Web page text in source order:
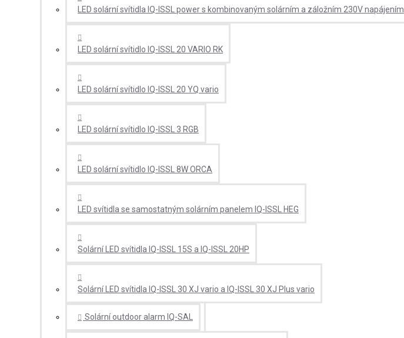
LED solární svítidla IQ-ISSL power s kombinovaným solárním a záložním 230V napájením
LED solární svítidlo IQ-ISSL 20 VARIO RK
LED solární svítidlo IQ-ISSL 20 YQ vario
LED solární svítidlo IQ-ISSL 3 RGB
LED solární svítidlo IQ-ISSL 8W ORCA
LED svítidla se samostatným solárním panelem IQ-ISSL HEG
Solární LED svítidla IQ-ISSL 15S a IQ-ISSL 20HP
Solární LED svítidla IQ-ISSL 30 XJ vario a IQ-ISSL 30 XJ Plus vario
Solární outdoor alarm IQ-SAL